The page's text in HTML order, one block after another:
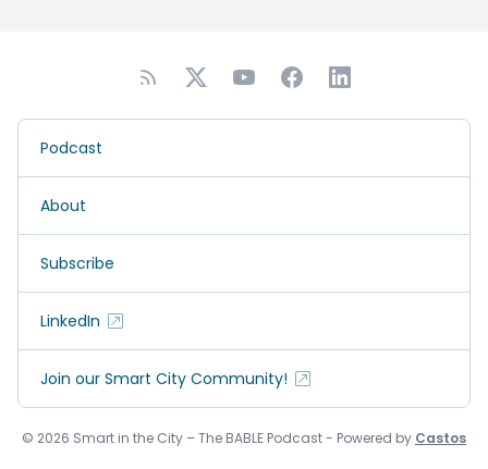
Podcast
About
Subscribe
LinkedIn
Join our Smart City Community!
© 2026 Smart in the City – The BABLE Podcast - Powered by Castos